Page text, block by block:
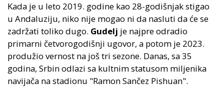
Kada je u leto 2019. godine kao 28-godišnjak stigao
u Andaluziju, niko nije mogao ni da nasluti da će se
zadržati toliko dugo. Gudelj je najpre odradio
primarni četvorogodišnji ugovor, a potom je 2023.
produžio vernost na još tri sezone. Danas, sa 35
godina, Srbin odlazi sa kultnim statusom miljenika
navijača na stadionu "Ramon Sančez Pishuan".